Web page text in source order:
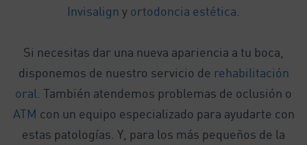
Invisalign y ortodoncia estética
Si necesitas dar una nueva apariencia a tu boca,
disponemos de nuestro servicio de rehabilitación
oral . También atendemos problemas de oclusión o
ATM con un equipo especializado para ayudarte con
estas patologías. Y, para los más pequeños de la